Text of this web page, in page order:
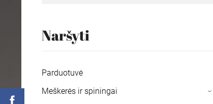
Naršyti
Parduotuvė
Meškerės ir spiningai